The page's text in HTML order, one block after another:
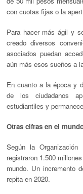
con cuotas fijas o la
Para hacer más ágil y
creado diversos
asociados puedan
aún más esos sueños a
En cuanto a la época y
de los ciudadanos
estudiantiles y
Otras cifras en el
Según la
registraron 1.500
mundo. Un incremento
repita en 2020.